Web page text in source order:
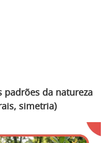
padrões da natureza
simetria)